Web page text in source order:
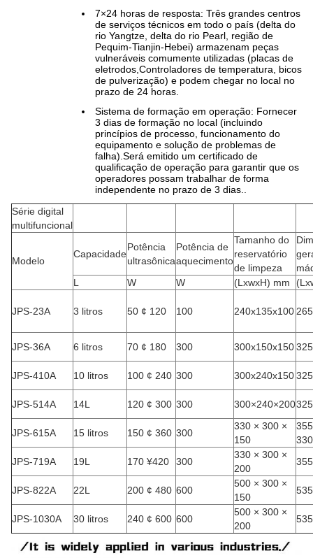
7×24 horas de resposta: Três grandes centros
de serviços técnicos em todo o país (delta do
rio Yangtze, delta do rio Pearl, região de
Pequim-Tianjin-Hebei) armazenam peças
vulneráveis comumente utilizadas (placas de
eletrodos,Controladores de temperatura, bicos
de pulverização) e podem chegar no local no
prazo de 24 horas.
Sistema de formação em operação: Fornecer
3 dias de formação no local (incluindo
princípios de processo, funcionamento do
equipamento e solução de problemas de
falha).Será emitido um certificado de
qualificação de operação para garantir que os
operadores possam trabalhar de forma
independente no prazo de 3 dias..
Série digital
multifuncional
Modelo
Capacidade
Potência
ultrasônica
Potência de
aquecimento
Tamanho do
reservatório
de limpeza
L
W W (LxwxH) mm
JPS-23A 3 litros 50 ¢ 120 100 240x135x100
JPS-36A 6 litros 70 ¢ 180 300 300x150x150
JPS-410A 10 litros 100 ¢ 240 300 300x240x150
JPS-514A 14L 120 ¢ 300 300 300×240×200
JPS-615A 15 litros 150 ¢ 360 300
330 × 300 ×
150
330
JPS-719A
19L 170 ¥420 300
330 × 300 ×
200
JPS-822A 22L 200 ¢ 480 600
500 × 300 ×
150
JPS-1030A 30 litros 240 ¢ 600 600
500 × 300 ×
200